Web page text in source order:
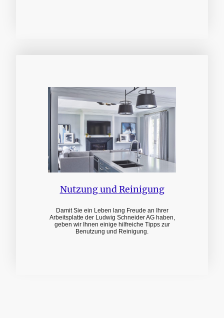
Nutzung und Reinigung
Damit Sie ein Leben lang Freude an Ihrer
Arbeitsplatte der Ludwig Schneider AG haben,
geben wir Ihnen einige hilfreiche Tipps zur
Benutzung und Reinigung.